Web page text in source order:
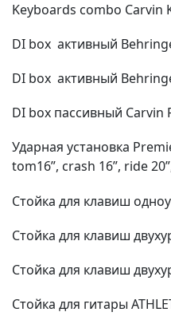
Keyboards combo Carvin
DI box активный
DI box активный
DI box пассивный Carvin
Ударная установка
tom16”, crash 16”, ride
Стойка для клавиш
Стойка для клавиш
Стойка для клавиш
Стойка для гитары